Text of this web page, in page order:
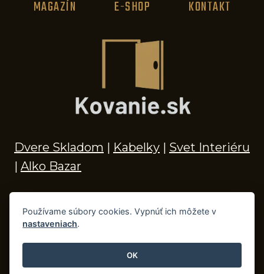
MAGAZÍN E-SHOP KONTAKT
Dvere Skladom | Kabelky | Svet Interiéru
| Alko Bazar
© 2026 Kľučky na dvere, madlá, kovania,
doplnky do kúpeľne a príslušenstvo
Používame súbory cookies. Vypnúť ich môžete v
nastaveniach.
OK